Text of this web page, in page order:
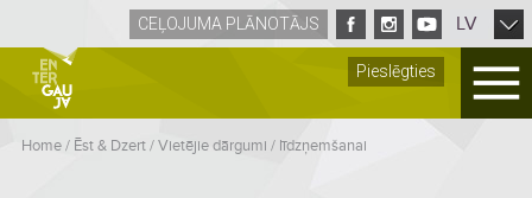
Pieslēgties
CEĻOJUMA PLĀNOTĀJS LV
Home/ Ēst & Dzert/Vietējie dārgumi / līdzņemšanai